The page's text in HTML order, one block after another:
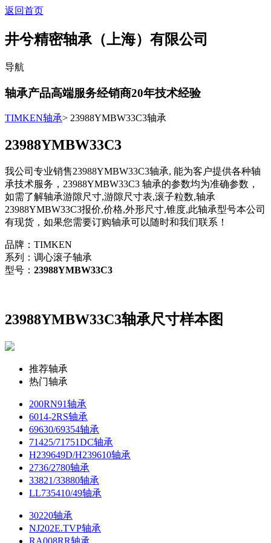
返回首页
井兮精密轴承（上海）有限公司
导航
轴承产品高端服务经销商20年技术经验
TIMKEN轴承> 23988YMBW33C3轴承
23988YMBW33C3
我公司专业销售23988YMBW33C3轴承, 能为客户提供各种轴
承技术服务，23988YMBW33C3 轴承的参数均为准确参数，
如需了解轴承游隙尺寸,游隙尺寸表,滚子粒数,轴承
23988YMBW33C3报价,价格,外形尺寸,锥度,此轴承型号本公司
有现货，如果您需要订购轴承可以随时和我们联系！
品牌：TIMKEN
系列：调心滚子轴承
型号： 23988YMBW33C3
23988YMBW33C3轴承尺寸样本图
推荐轴承
热门轴承
200RN91轴承
6014-2RS轴承
69630/69354轴承
71425/71751DC轴承
H239649D/H239610轴承
2736/2780轴承
33821/33880轴承
LL735410/49轴承
30220轴承
NJ202E.TVP轴承
RA008RR轴承